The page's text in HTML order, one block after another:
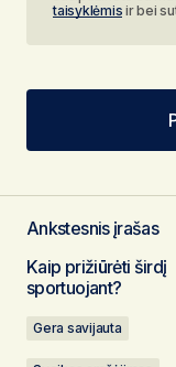
taisyklėmis ir bei
El. pašto
laukeliai
Komentaras
Ankstesnis įrašas
Kaip prižiūrėti širdį
sportuojant?
Gera savijauta